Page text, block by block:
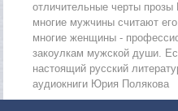
отличительные черты
многие мужчины считают
многие женщины -
закоулкам мужской души.
настоящий русский
аудиокниги Юрия Полякова